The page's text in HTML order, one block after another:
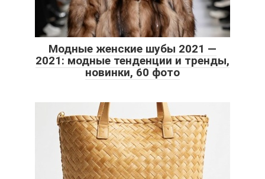
Модные женские шубы 2021 —
2021: модные тенденции и тренды,
новинки, 60 фото